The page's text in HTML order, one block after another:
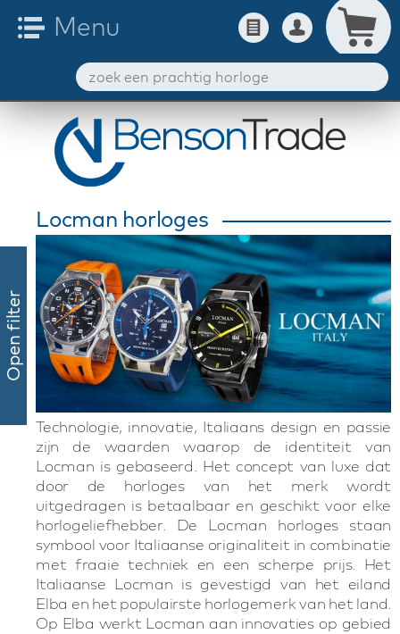
Open filter
Locman horloges
Technologie, innovatie, Italiaans design en passie
zijn de waarden waarop de identiteit van
Locman is gebaseerd. Het concept van luxe dat
door de horloges van het merk wordt
uitgedragen is betaalbaar en geschikt voor elke
horlogeliefhebber. De Locman horloges staan
symbool voor Italiaanse originaliteit in combinatie
met fraaie techniek en een scherpe prijs. Het
Italiaanse Locman is gevestigd van het eiland
Elba en het populairste horlogemerk van het land.
Op Elba werkt Locman aan innovaties op gebied